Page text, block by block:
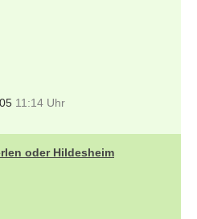
11:14 Uhr
oder Hildesheim